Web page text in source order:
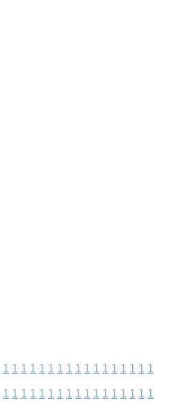
1 1 1 1 1 1 1 1 1 1 1 1 1 1 1 1 1
1 1 1 1 1 1 1 1 1 1 1 1 1 1 1 1 1